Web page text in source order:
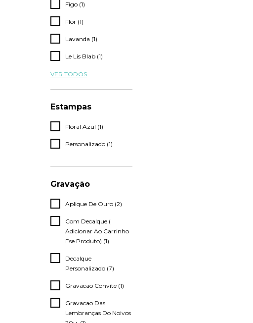
Figo (1)
Flor (1)
Lavanda (1)
Le Lis Blab (1)
VER TODOS
Estampas
Floral Azul (1)
Personalizado (1)
Gravação
Aplique De Ouro (2)
Com Decalque (
Adicionar Ao Carrinho
Ese Produto) (1)
Decalque
Personalizado (7)
Gravacao Convite (1)
Gravacao Das
Lembranças Do Noivos